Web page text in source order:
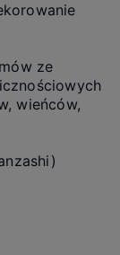
ze
wieńców,